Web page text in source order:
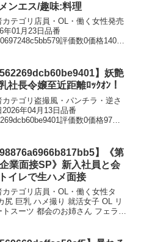
ンエス/趣味:料理
カテゴリ店員・OL・働く女性発売
年01月23日品番
評価数0価格140価
プロフ以外は殆どドキュメンタリ
】妖艶
社長令嬢至近距離ﾛｯｸｵﾝ！
カテゴリ盗撮風・パンチラ・逆さ
2026年04月13日品番
評価数0価格97価
エロい雰囲気が漂っております
】《第
業面接SP》新入社員と会
イレで生ハメ面接
カテゴリ店員・OL・働く女性タ
尻 巨乳 ハメ撮り 就活女子 OL リ
トスーツ 都会のお姉さん フェラチ